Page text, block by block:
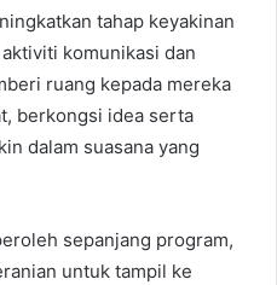
tahap keyakinan
komunikasi dan
ruang kepada mereka
berkongsi idea serta
dalam suasana yang
sepanjang program,
untuk tampil ke